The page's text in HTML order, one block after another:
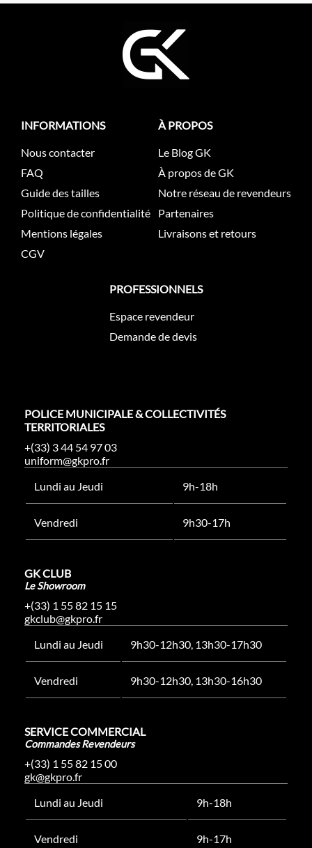
INFORMATIONS
Nous contacter
FAQ
Guide des tailles
Politique de confidentialité
Mentions légales
CGV
À PROPOS
Le Blog GK
À propos de GK
Notre réseau de revendeurs
Partenaires
Livraisons et retours
PROFESSIONNELS
Espace revendeur
Demande de devis
POLICE MUNICIPALE & COLLECTIVITÉS
TERRITORIALES
+(33) 3 44 54 97 03
uniform@gkpro.fr
Lundi au Jeudi
9h-18h
Vendredi 9h30-17h
GK CLUB
Le Showroom
+(33) 1 55 82 15 15
gkclub@gkpro.fr
Lundi au Jeudi
9h30-12h30, 13h30-17h30
Vendredi 9h30-12h30, 13h30-16h30
SERVICE COMMERCIAL
Commandes Revendeurs
+(33) 1 55 82 15 00
gk@gkpro.fr
Lundi au Jeudi
9h-18h
Vendredi 9h-17h